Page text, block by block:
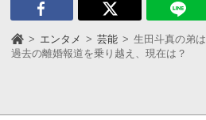
エンタメ 芸能
生田斗真の弟
過去の離婚報道を乗り越え、現在は？